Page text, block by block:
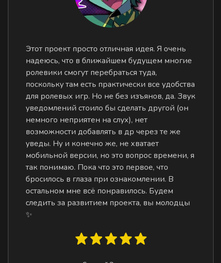
Этот проект просто отличная идея. Я очень
надеюсь, что в ближайшем будущем многие
ролевики смогут перебраться туда,
поскольку там есть практически все удобства
для ролевых игр. Но не без изъянов, да. Звук
уведомлений стоило бы сделать другой (он
немного неприятен на слух), нет
возможности добавлять в др через те же
уведы. Ну и конечно же, не хватает
мобильной версии, но это вопрос времени, я
так понимаю. Пока что это первое, что
бросилось в глаза при ознакомлении. В
остальном мне всё понравилось. Будем
следить за развитием проекта, вы молодцы
✨